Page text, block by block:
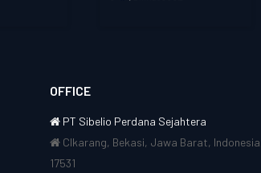
OFFICE
PT Sibelio Perdana Sejahtera
CIkarang, Bekasi, Jawa Barat,
17531